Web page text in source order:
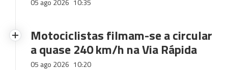
05 ago 2026 10:35
Motociclistas filmam-se a circular
a quase 240 km/h na Via Rápida
05 ago 2026 10:20